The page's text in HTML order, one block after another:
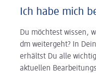
Ich habe mich
Du möchtest wissen,
dm weitergeht? In
erhältst Du alle
aktuellen